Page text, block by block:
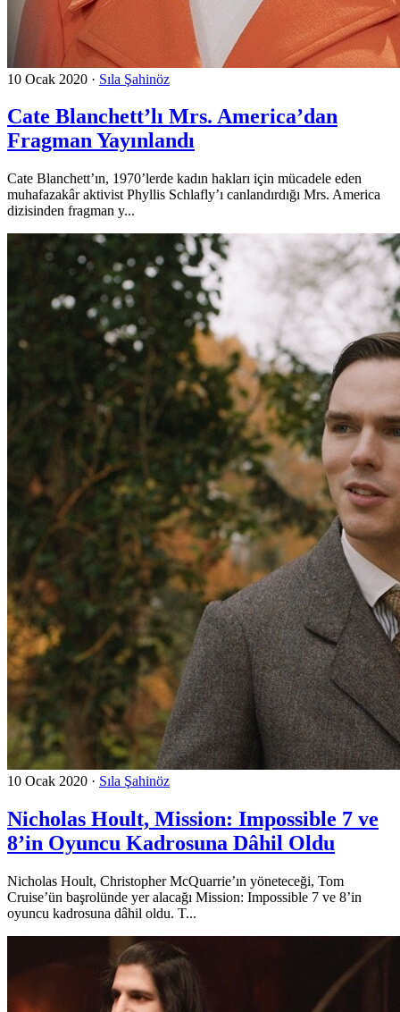
10 Ocak 2020 · Sıla Şahinöz
Cate Blanchett’lı Mrs. America’dan
Fragman Yayınlandı
Cate Blanchett’ın, 1970’lerde kadın hakları için mücadele eden
muhafazakâr aktivist Phyllis Schlafly’ı canlandırdığı Mrs. America
dizisinden fragman y...
10 Ocak 2020 · Sıla Şahinöz
Nicholas Hoult, Mission: Impossible 7 ve
8’in Oyuncu Kadrosuna Dâhil Oldu
Nicholas Hoult, Christopher McQuarrie’ın yöneteceği, Tom
Cruise’ün başrolünde yer alacağı Mission: Impossible 7 ve 8’in
oyuncu kadrosuna dâhil oldu. T...